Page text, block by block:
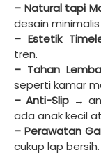
– Natural tapi
desain
– Estetik
tren.
– Tahan
seperti kamar
– Anti-Slip→
ada anak kecil
– Perawatan
cukup lap bersih.